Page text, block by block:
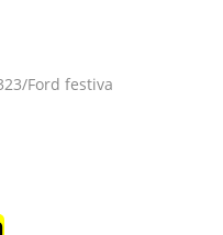
Ford festiva